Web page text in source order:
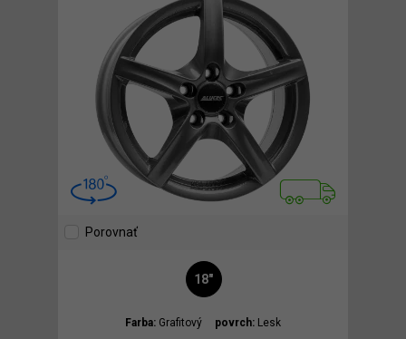
Porovnať
18"
Farba: Grafitový povrch: Lesk